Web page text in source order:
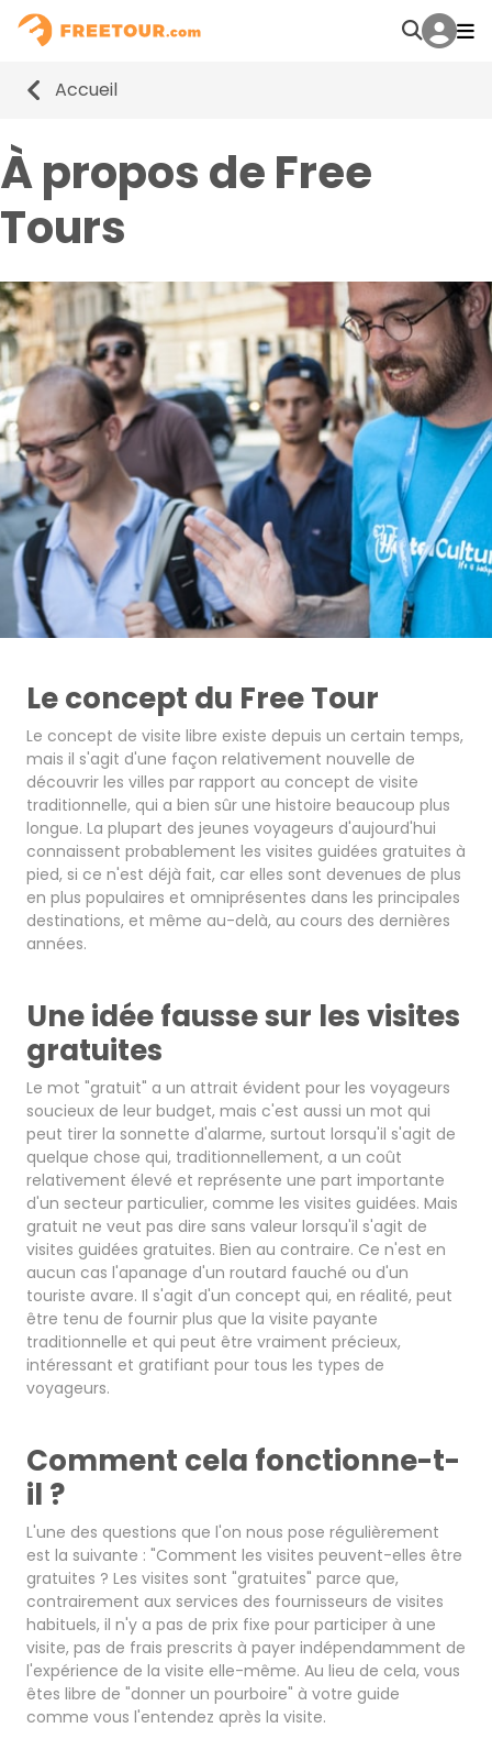
Accueil
À propos de Free
Tours
Le concept du Free Tour
Le concept de visite libre existe depuis un certain temps,
mais il s'agit d'une façon relativement nouvelle de
découvrir les villes par rapport au concept de visite
traditionnelle, qui a bien sûr une histoire beaucoup plus
longue. La plupart des jeunes voyageurs d'aujourd'hui
connaissent probablement les visites guidées gratuites à
pied, si ce n'est déjà fait, car elles sont devenues de plus
en plus populaires et omniprésentes dans les principales
destinations, et même au-delà, au cours des dernières
années.
Une idée fausse sur les visites
gratuites
Le mot "gratuit" a un attrait évident pour les voyageurs
soucieux de leur budget, mais c'est aussi un mot qui
peut tirer la sonnette d'alarme, surtout lorsqu'il s'agit de
quelque chose qui, traditionnellement, a un coût
relativement élevé et représente une part importante
d'un secteur particulier, comme les visites guidées. Mais
gratuit ne veut pas dire sans valeur lorsqu'il s'agit de
visites guidées gratuites. Bien au contraire. Ce n'est en
aucun cas l'apanage d'un routard fauché ou d'un
touriste avare. Il s'agit d'un concept qui, en réalité, peut
être tenu de fournir plus que la visite payante
traditionnelle et qui peut être vraiment précieux,
intéressant et gratifiant pour tous les types de
voyageurs.
Comment cela fonctionne-t-
il ?
L'une des questions que l'on nous pose régulièrement
est la suivante : "Comment les visites peuvent-elles être
gratuites ? Les visites sont "gratuites" parce que,
contrairement aux services des fournisseurs de visites
habituels, il n'y a pas de prix fixe pour participer à une
visite, pas de frais prescrits à payer indépendamment de
l'expérience de la visite elle-même. Au lieu de cela, vous
êtes libre de "donner un pourboire" à votre guide
comme vous l'entendez après la visite.